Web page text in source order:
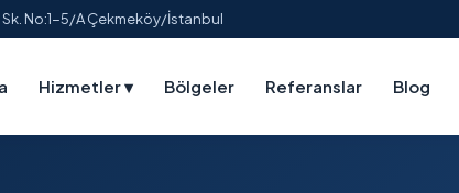
No:1-5/A Çekmeköy/İstanbul
Hizmetler▾ Bölgeler Referanslar Blog